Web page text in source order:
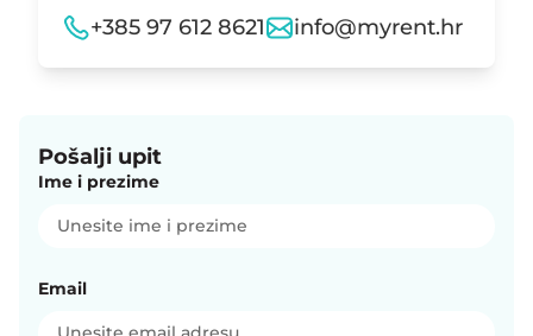
+385 97 612 8621 info@myrent.hr
Pošalji upit
Ime i prezime
Email
Websites
Mobile Anwendung für Reinigungskräfte
Eigentümer
MyRent CMS
HomeToGo
iCal-Verbindung
Anweisungen
Spanish